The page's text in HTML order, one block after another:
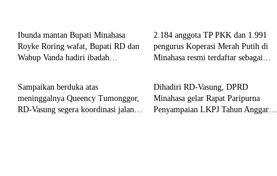
Ibunda mantan Bupati Minahasa
Royke Roring wafat, Bupati RD dan
Wabup Vanda hadiri ibadah
2.184 anggota TP PKK dan 1.991
pengurus Koperasi Merah Putih di
Minahasa resmi terdaftar sebagai
Minahasa
Sampaikan berduka atas
meninggalnya Queency Tumonggor,
RD-Vasung segera koordinasi jalan
Dihadiri RD-Vasung, DPRD
Minahasa gelar Rapat Paripurna
Penyampaian LKPJ Tahun Anggaran